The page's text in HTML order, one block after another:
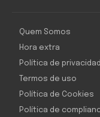
Quem Somos
Hora extra
Política de
Termos de uso
Política de Cookies
Política de